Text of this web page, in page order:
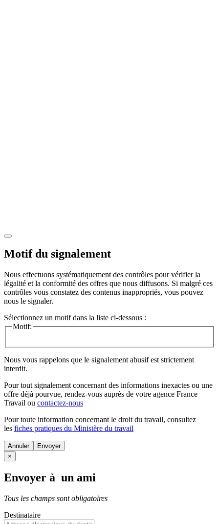
Motif du signalement
Nous effectuons systématiquement des contrôles pour vérifier la
légalité et la conformité des offres que nous diffusons. Si malgré ces
contrôles vous constatez des contenus inappropriés, vous pouvez
nous le signaler.
Sélectionnez un motif dans la liste ci-dessous :
Motif:
Nous vous rappelons que le signalement abusif est strictement
interdit.
Pour tout signalement concernant des informations inexactes ou une
offre déjà pourvue, rendez-vous auprès de votre agence France
Travail ou contactez-nous
Pour toute information concernant le droit du travail, consultez
les fiches pratiques du Ministère du travail
Annuler
×
Envoyer à un ami
Tous les champs sont obligatoires
Destinataire